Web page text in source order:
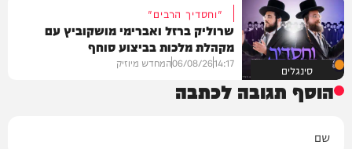
סינגלים
"וחסדיך הרבים"
שרוליק ברזל ואברימי מושקוביץ עם
מקהלת מלכות בביצוע סוחף
14:17
06/08/26המחדש מיוזיק
הוסף תגובה לכתבה